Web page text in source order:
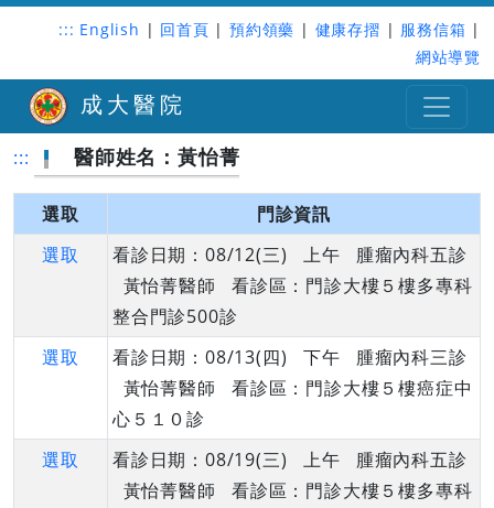
::: English | 回首頁 | 預約領藥 | 健康存摺 | 服務信箱 |
網站導覽
成大醫院
::: 醫師姓名：黃怡菁
選取
門診資訊
選取
看診日期：08/12(三) 上午 腫瘤內科五診
黃怡菁醫師 看診區：門診大樓５樓多專科
整合門診500診
選取
看診日期：08/13(四) 下午 腫瘤內科三診
黃怡菁醫師 看診區：門診大樓５樓癌症中
心５１０診
選取
看診日期：08/19(三) 上午 腫瘤內科五診
黃怡菁醫師 看診區：門診大樓５樓多專科